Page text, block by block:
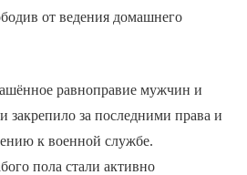
от ведения домашнего
равноправие мужчин и
закрепило за последними права и
к военной службе.
пола стали активно